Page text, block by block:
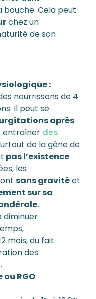
bouche. Cela peut
chez un
de son
:
nourrissons de 4
Il peut se
après
entraîner des
de la gêne de
pas l’existence
les
sans gravitéet
sur sa
diminuer
mois, du fait
des
RGO